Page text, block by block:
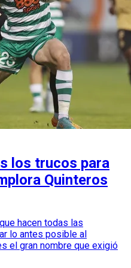
los trucos para
Quinteros
hacen todas las
lo antes posible al
el gran nombre que exigió